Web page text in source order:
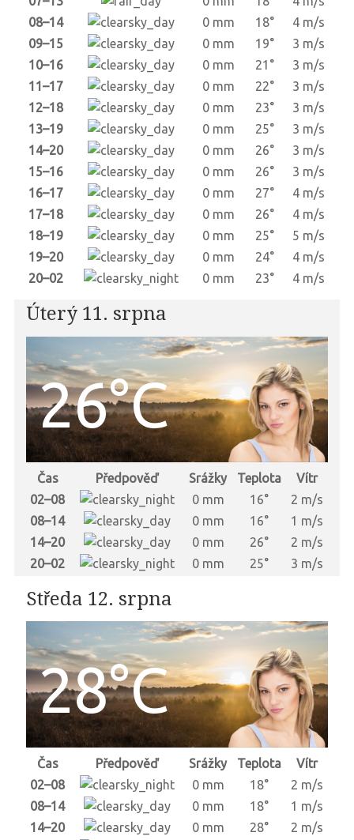
08–14
0 mm 18°
4 m/s
09–15
0 mm 19°
3 m/s
10–16
0 mm 21°
3 m/s
11–17
0 mm 22°
3 m/s
12–18
0 mm 23°
3 m/s
13–19
0 mm 25°
3 m/s
14–20
0 mm 26°
3 m/s
15–16
0 mm 26°
3 m/s
16–17
0 mm 27°
4 m/s
17–18
0 mm 26°
4 m/s
18–19
0 mm 25°
5 m/s
19–20
0 mm 24°
4 m/s
20–02
0 mm 23° 4 m/s
Úterý 11. srpna
26°C
Čas Předpověď Srážky Teplota
Vítr
02–08
0 mm 16°
2 m/s
08–14
0 mm 16°
1 m/s
14–20
0 mm 26°
2 m/s
20–02
0 mm 25° 3 m/s
Středa 12. srpna
28°C
Čas Předpověď Srážky Teplota
Vítr
02–08
0 mm 18°
2 m/s
08–14
0 mm 18°
1 m/s
14–20
0 mm 28°
2 m/s